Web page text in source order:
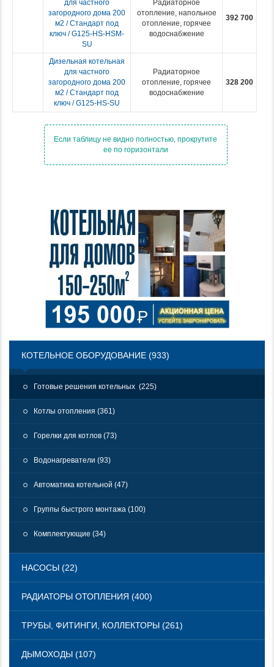
для частного
загородного дома 200
м2 / Стандарт под
ключ / G125-HS-HSM-
SU
Радиаторное
отопление, напольное
отопление, горячее
водоснабжение
392 700
Дизельная котельная
для частного
загородного дома 200
м2 / Стандарт под
ключ / G125-HS-SU
Радиаторное
отопление, горячее
водоснабжение
328 200
КОТЕЛЬНОЕ ОБОРУДОВАНИЕ (933)
Готовые решения котельных (225)
Котлы отопления (361)
Горелки для котлов (73)
Водонагреватели (93)
Автоматика котельной (47)
Группы быстрого монтажа (100)
Комплектующие (34)
НАСОСЫ (22)
РАДИАТОРЫ ОТОПЛЕНИЯ (400)
ТРУБЫ, ФИТИНГИ, КОЛЛЕКТОРЫ (261)
ДЫМОХОДЫ (107)